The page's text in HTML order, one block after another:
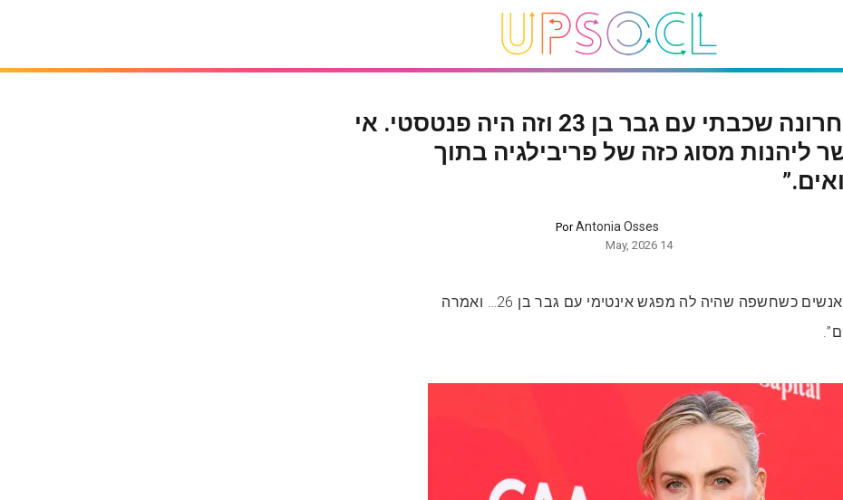
“לאחרונה שכבתי עם גבר בן 23 וזה היה פנטסטי. אי
ליהנות מסוג כזה של פריבילגיה בתוך
PorAntonia Osses
14 May, 2026
שרליז ת’רון הפתיעה אנשים כשחשפה שהיה לה מפגש אינטימי עם גבר בן 26… ואמרה